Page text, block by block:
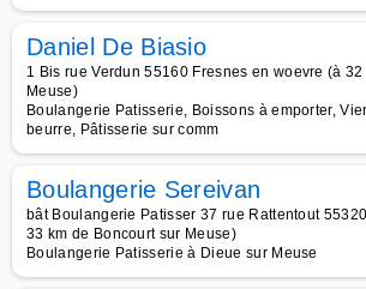
Daniel De Biasio
1 Bis rue Verdun 55160 Fresnes en woevre (à
Meuse)
Boulangerie Patisserie, Boissons à emporter,
beurre, Pâtisserie sur comm
Boulangerie Sereivan
bât Boulangerie Patisser 37 rue Rattentout
33 km de Boncourt sur Meuse)
Boulangerie Patisserie à Dieue sur Meuse